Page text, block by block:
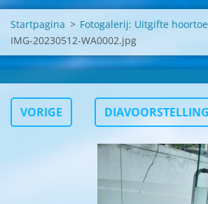
Startpagina > Fotogalerij: Uitgifte
IMG-20230512-WA0002.jpg
VORIGE DIAVOORSTELLING